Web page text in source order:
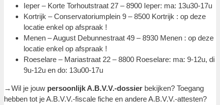
Ieper – Korte Torhoutstraat 27 – 8900 Ieper: ma: 13u30-17u
Kortrijk – Conservatoriumplein 9 – 8500 Kortrijk : op deze
locatie enkel op afspraak !
Menen – August Debunnestraat 49 – 8930 Menen : op deze
locatie enkel op afspraak !
Roeselare – Mariastraat 22 – 8800 Roeselare: ma: 9-12u, di
9u-12u en do: 13u00-17u
→Wil je jouw persoonlijk A.B.V.V.-dossier bekijken? Toegang
hebben tot je A.B.V.V.-fiscale fiche en andere A.B.V.V.-attesten?